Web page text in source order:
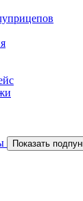
Показать